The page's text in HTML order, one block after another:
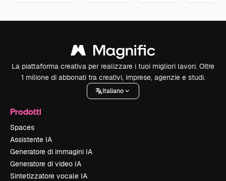
La piattaforma creativa per realizzare i tuoi migliori lavori. Oltre
1 milione di abbonati tra creativi, imprese, agenzie e studi.
Italiano
Prodotti
Spaces
Assistente IA
Generatore di immagini IA
Generatore di video IA
Sintetizzatore vocale IA